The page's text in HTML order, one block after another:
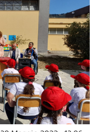
30 Maggio 2022 - 13:06